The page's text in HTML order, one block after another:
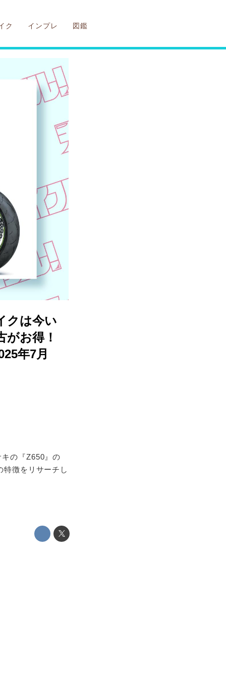
ク インプレ 図鑑
クは今い
お得！
年7月
の『Z650』の
徴をリサーチし